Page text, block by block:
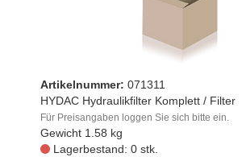
Artikelnummer: 071311
HYDAC Hydraulikfilter Komplett / Filter
Für Preisangaben loggen Sie sich bitte ein.
Gewicht 1.58 kg
Lagerbestand: 0 stk.